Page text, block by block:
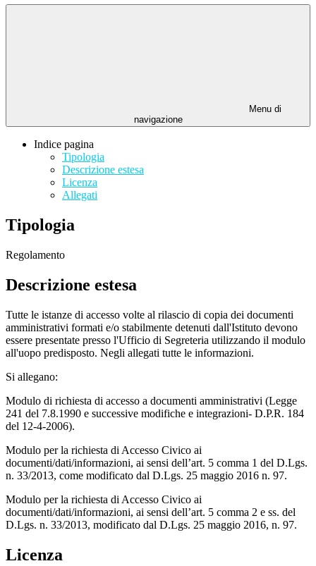
Menu di
navigazione
Indice pagina
Tipologia
Descrizione estesa
Licenza
Allegati
Tipologia
Regolamento
Descrizione estesa
Tutte le istanze di accesso volte al rilascio di copia dei documenti
amministrativi formati e/o stabilmente detenuti dall'Istituto devono
essere presentate presso l'Ufficio di Segreteria utilizzando il modulo
all'uopo predisposto. Negli allegati tutte le informazioni.
Si allegano:
Modulo di richiesta di accesso a documenti amministrativi (Legge
241 del 7.8.1990 e successive modifiche e integrazioni- D.P.R. 184
del 12-4-2006).
Modulo per la richiesta di Accesso Civico ai
documenti/dati/informazioni, ai sensi dell’art. 5 comma 1 del D.Lgs.
n. 33/2013, come modificato dal D.Lgs. 25 maggio 2016 n. 97.
Modulo per la richiesta di Accesso Civico ai
documenti/dati/informazioni, ai sensi dell’art. 5 comma 2 e ss. del
D.Lgs. n. 33/2013, modificato dal D.Lgs. 25 maggio 2016, n. 97.
Licenza